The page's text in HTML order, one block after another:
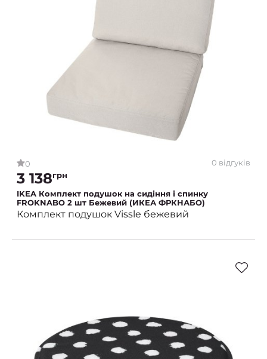
0 0 відгуків
3 138грн
IKEA Комплект подушок на сидіння і спинку
FROKNABO 2 шт Бежевий (ИКЕА ФРКНАБО)
Комплект подушок Vissle бежевий